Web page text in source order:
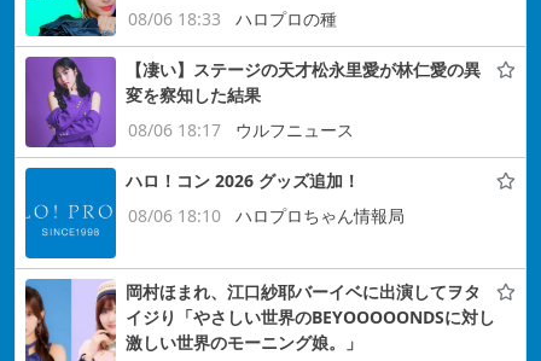
08/06 18:33
ハロプロの種
【凄い】ステージの天才松永里愛が林仁愛の異
変を察知した結果
08/06 18:17
ウルフニュース
ハロ！コン 2026 グッズ追加！
08/06 18:10
ハロプロちゃん情報局
岡村ほまれ、江口紗耶バーイベに出演してヲタ
イジり「やさしい世界のBEYOOOOONDSに対し
激しい世界のモーニング娘。」